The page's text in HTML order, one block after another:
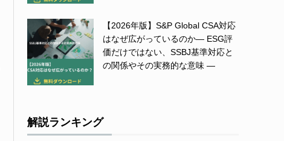
【2026年版】S&P Global CSA対応
はなぜ広がっているのか― ESG評
価だけではない、SSBJ基準対応と
の関係やその実務的な意味 ―
解説ランキング